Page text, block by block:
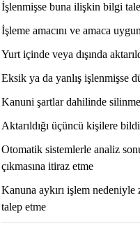
İşlenmişse buna ilişkin bilgi
İşleme amacını ve amaca
Yurt içinde veya dışında
Eksik ya da yanlış işlenmişse
Kanuni şartlar dahilinde
Aktarıldığı üçüncü kişilere
Otomatik sistemlerle analiz
çıkmasına itiraz etme
Kanuna aykırı işlem nedeniyle
talep etme